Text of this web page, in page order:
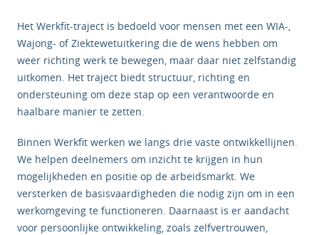
Het Werkfit-traject is bedoeld voor mensen met een WIA-,
Wajong- of Ziektewetuitkering die de wens hebben om
weer richting werk te bewegen, maar daar niet zelfstandig
uitkomen. Het traject biedt structuur, richting en
ondersteuning om deze stap op een verantwoorde en
haalbare manier te zetten.
Binnen Werkfit werken we langs drie vaste ontwikkellijnen.
We helpen deelnemers om inzicht te krijgen in hun
mogelijkheden en positie op de arbeidsmarkt. We
versterken de basisvaardigheden die nodig zijn om in een
werkomgeving te functioneren. Daarnaast is er aandacht
voor persoonlijke ontwikkeling, zoals zelfvertrouwen,